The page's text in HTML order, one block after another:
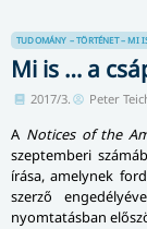
TUDOMÁNY – TÖRTÉNET – MI
Mi is … a
2017/3. Peter
A Notices of the
szeptemberi
írása, amelynek
szerző
nyomtatásban